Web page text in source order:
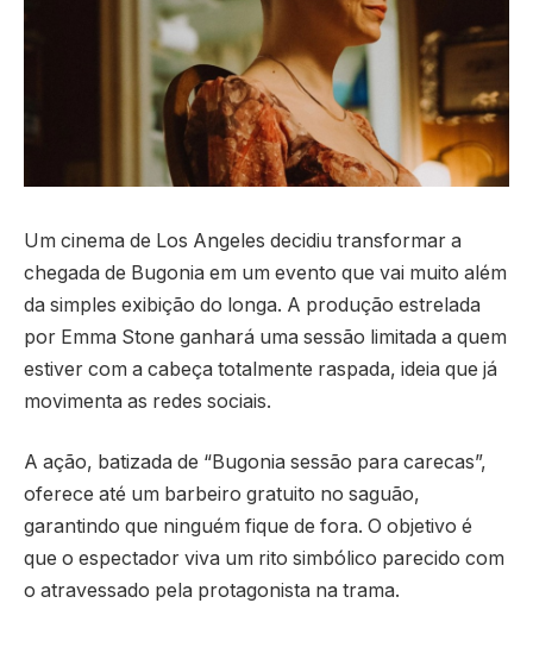
Um cinema de Los Angeles decidiu transformar a
chegada de Bugonia em um evento que vai muito além
da simples exibição do longa. A produção estrelada
por Emma Stone ganhará uma sessão limitada a quem
estiver com a cabeça totalmente raspada, ideia que já
movimenta as redes sociais.
A ação, batizada de “Bugonia sessão para carecas”,
oferece até um barbeiro gratuito no saguão,
garantindo que ninguém fique de fora. O objetivo é
que o espectador viva um rito simbólico parecido com
o atravessado pela protagonista na trama.